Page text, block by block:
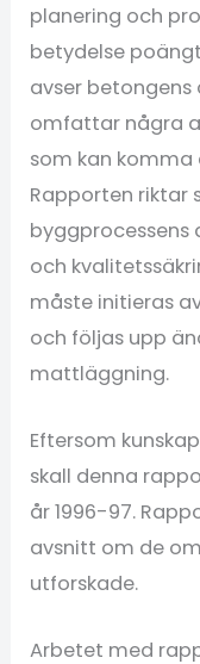
planering och
betydelse
avser
omfattar några
som kan
Rapporten riktar
byggprocessens
och
måste initieras
och följas upp
mattläggning.
Eftersom
skall denna
år 1996-97.
avsnitt om de
utforskade.
Arbetet med